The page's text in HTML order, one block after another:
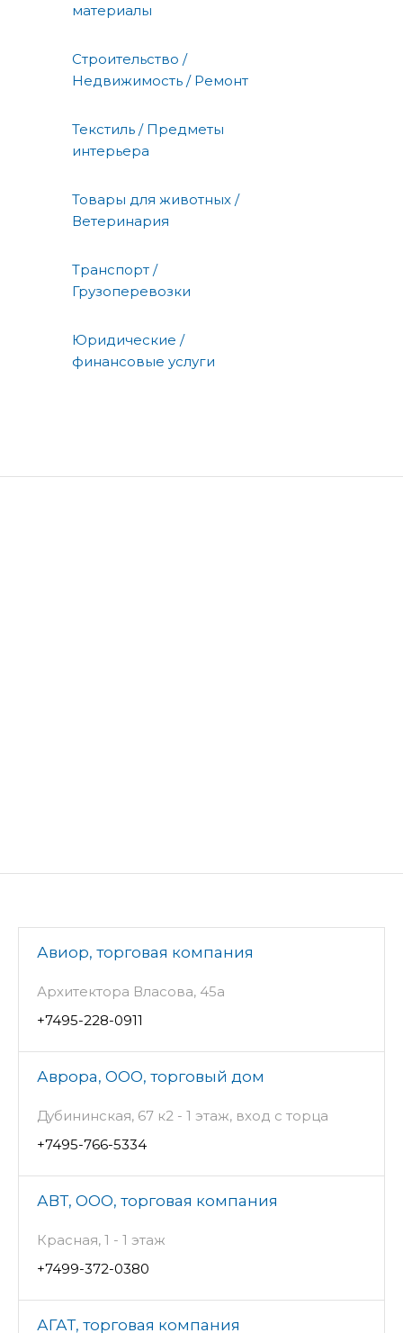
материалы
Строительство /
Недвижимость / Ремонт
Текстиль / Предметы
интерьера
Товары для животных /
Ветеринария
Транспорт /
Грузоперевозки
Юридические /
финансовые услуги
Авиор, торговая компания
Архитектора Власова, 45а
+7495-228-0911
Аврора, ООО, торговый дом
Дубининская, 67 к2 - 1 этаж, вход с торца
+7495-766-5334
АВТ, ООО, торговая компания
Красная, 1 - 1 этаж
+7499-372-0380
АГАТ, торговая компания